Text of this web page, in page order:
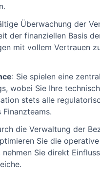
Überwachung der
der finanziellen Basis
mit vollem Vertrauen
: Sie spielen eine
wobei Sie Ihre
stets alle
die Verwaltung der
Sie die
Sie direkt